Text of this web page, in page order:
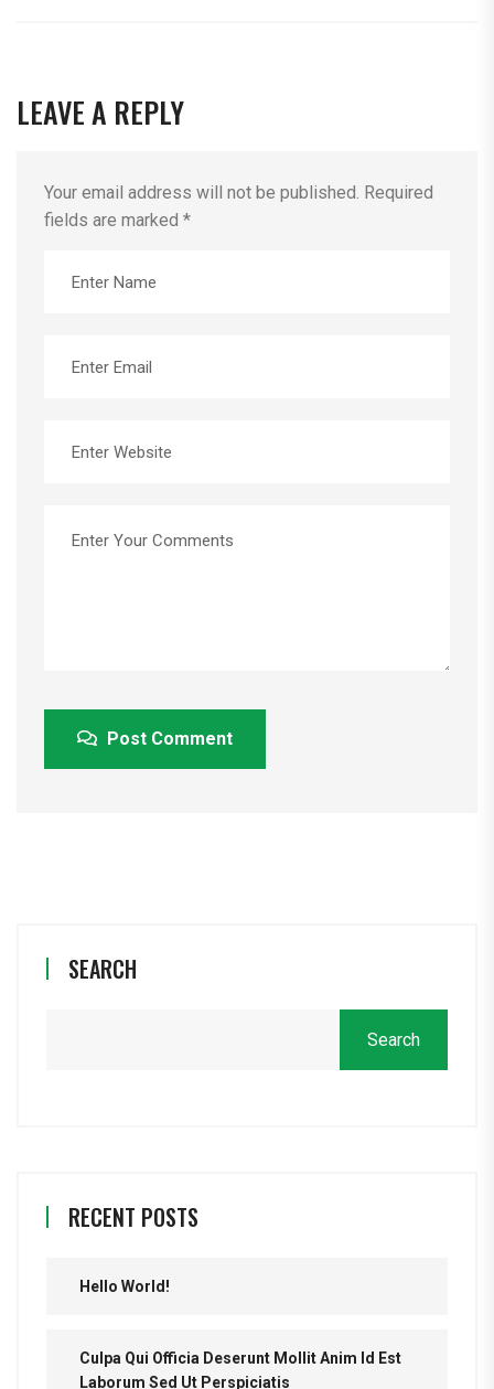
LEAVE A REPLY
Your email address will not be published. Required
fields are marked *
Post Comment
SEARCH
Search
RECENT POSTS
Hello World!
Culpa Qui Officia Deserunt Mollit Anim Id Est
Laborum Sed Ut Perspiciatis